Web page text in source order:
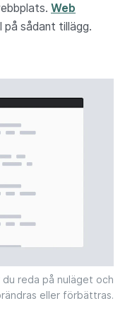
Web
sådant tillägg.
reda på nuläget och
eller förbättras.